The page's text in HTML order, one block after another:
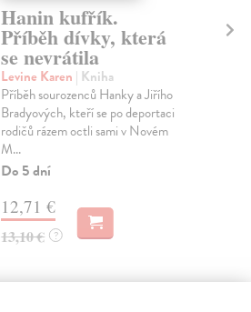
Hanin kufřík.
Příběh dívky, která
se nevrátila
Levine Karen | Kniha
Příběh sourozenců Hanky a Jiřího
Bradyových, kteří se po deportaci
rodičů rázem octli sami v Novém
M...
Do 5 dní
12,71 €
13,10 € ?